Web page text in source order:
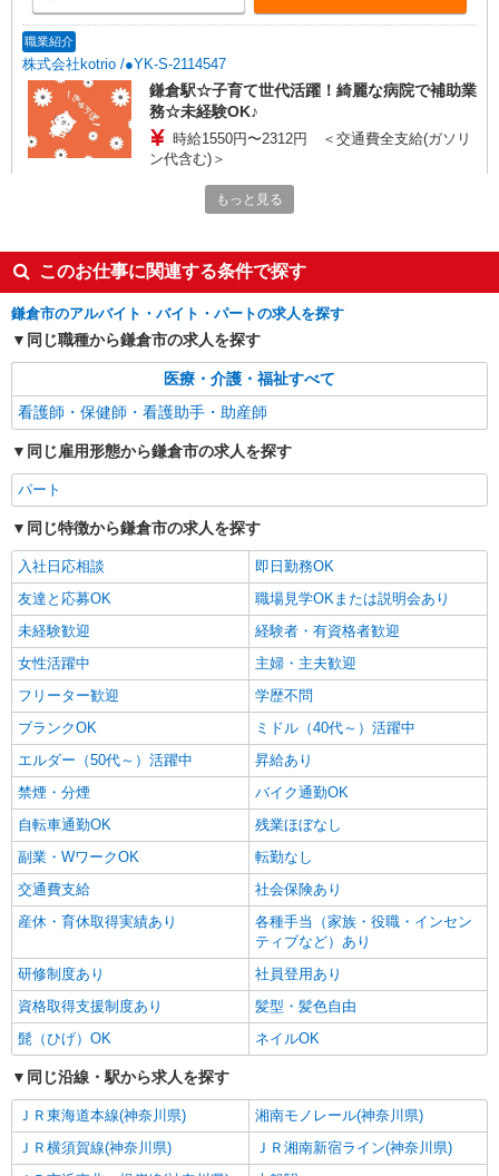
職業紹介
株式会社kotrio /●YK-S-2114547
鎌倉駅☆子育て世代活躍！綺麗な病院で補助業
務☆未経験OK♪
時給1550円〜2312円 ＜交通費全支給(ガソリ
ン代含む)＞
鎌倉市
株式会社kotrio /●YK-H-2093877
善は急げ≫≫≫履歴書不要＆面接なし！駅チカ
時給1600円〜2250円 ＜日払い有/週払い有/交
通費全支給(ガソリン代含む)＞
鎌倉市内
詳細を見る
職業紹介
株式会社kotrio /●YK-S-2114627
何歳から始めても浮かない職場◎幅広い年齢層
が働く看護助手＊
時給1550円〜2312円 ＜交通費全支給(ガソリ
ン代含む)＞
鎌倉市内
詳細を見る
職業紹介
株式会社kotrio /●YK-S-2097379
鎌倉駅│チーム医療の一員。未経験でも力にな
れる看護助手
【正社員】月給240,000〜400,000円 ・基本
給：200,000円〜220,000円 ・資格手当：10,000〜
30,000円 ・役職手当：10,000〜70,000円 ・処遇改
善手当：20,000〜60,000円（勤続年数、保有資格
により変動） ・固定残業手当：20,000円（10時
間） ※固定残業時間を超過する場合には超過勤務
手当として別途支給 ・夜勤手当：10,000円/1回
（上記給与とは別に支給） 下記資格をお持ちの方
歓迎 ・認知症介護基礎研修 ・初任者研修 ・実務
者研修 ・介護福祉士 など
神奈川県鎌倉市
詳細を見る
派遣社員
株式会社kotrio /●YK-H-1902194
鎌倉駅のサ高住＊シフト融通が利くため子育て
世代から大人気♪
時給2400円〜3000円 ＜日払い有/週払い有/交
通費全支給(ガソリン代含む)＞
鎌倉市 最寄り駅：鎌倉
もっと見る
このお仕事に関連する条件で探す
鎌倉市のアルバイト・バイト・パートの求人を探す
同じ職種から鎌倉市の求人を探す
医療・介護・福祉すべて
看護師・保健師・看護助手・助産師
同じ雇用形態から鎌倉市の求人を探す
パート
同じ特徴から鎌倉市の求人を探す
入社日応相談
即日勤務OK
友達と応募OK
職場見学OKまたは説明会あり
未経験歓迎
経験者・有資格者歓迎
女性活躍中
主婦・主夫歓迎
フリーター歓迎
学歴不問
ブランクOK
ミドル（40代～）活躍中
エルダー（50代～）活躍中
昇給あり
禁煙・分煙
バイク通勤OK
自転車通勤OK
残業ほぼなし
副業・WワークOK
転勤なし
交通費支給
社会保険あり
産休・育休取得実績あり
各種手当（家族・役職・インセン
ティブなど）あり
研修制度あり
社員登用あり
資格取得支援制度あり
髪型・髪色自由
髭（ひげ）OK
ネイルOK
同じ沿線・駅から求人を探す
ＪＲ東海道本線(神奈川県)
湘南モノレール(神奈川県)
ＪＲ横須賀線(神奈川県)
ＪＲ湘南新宿ライン(神奈川県)